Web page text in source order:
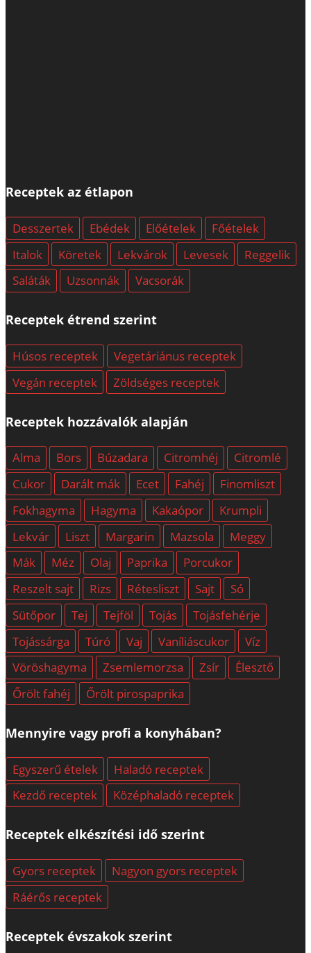
Receptek az étlapon
Desszertek Ebédek Előételek
Főételek
Italok
Köretek Lekvárok Levesek
Reggelik
Saláták
Uzsonnák Vacsorák
Receptek étrend szerint
Húsos receptek
Vegetáriánus receptek
Vegán receptek
Zöldséges receptek
Receptek hozzávalók alapján
Alma Bors Búzadara Citromhéj
Citromlé
Cukor
Darált mák Ecet Fahéj
Finomliszt
Fokhagyma
Hagyma Kakaópor
Krumpli
Lekvár
Liszt Margarin Mazsola
Meggy
Mák
Méz Olaj Paprika
Porcukor
Reszelt sajt
Rizs Rétesliszt Sajt
Só
Sütőpor
Tej Tejföl Tojás
Tojásfehérje
Tojássárga
Túró Vaj Vaníliáscukor
Víz
Vöröshagyma
Zsemlemorzsa Zsír
Élesztő
Őrölt fahéj
Őrölt pirospaprika
Mennyire vagy profi a konyhában?
Egyszerű ételek
Haladó receptek
Kezdő receptek
Középhaladó receptek
Receptek elkészítési idő szerint
Gyors receptek
Nagyon gyors receptek
Ráérős receptek
Receptek évszakok szerint